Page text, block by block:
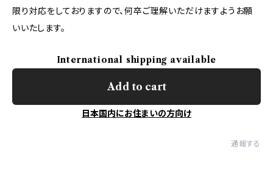
限り対応をしておりますので、何卒ご理解いただけますようお願
いいたします。
International shipping available
Add to cart
日本国内にお住まいの方向け
通報する